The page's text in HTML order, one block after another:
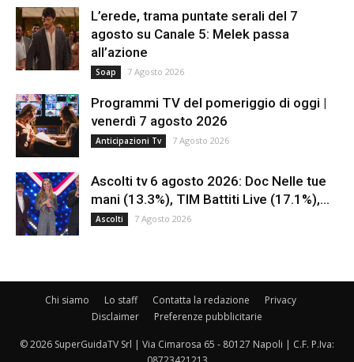
L’erede, trama puntate serali del 7
agosto su Canale 5: Melek passa
all’azione
Soap 7 Agosto 2026
Programmi TV del pomeriggio di oggi |
venerdì 7 agosto 2026
Anticipazioni Tv 7 Agosto 2026
Ascolti tv 6 agosto 2026: Doc Nelle tue
mani (13.3%), TIM Battiti Live (17.1%),...
Ascolti 7 Agosto 2026
Chi siamo Lo staff Contatta la redazione
Privacy
Disclaimer
Preferenze pubblicitarie
© 2026 SuperGuidaTV Srl | Via Cimarosa 65 - 80127 Napoli | C.F. P.Iva: